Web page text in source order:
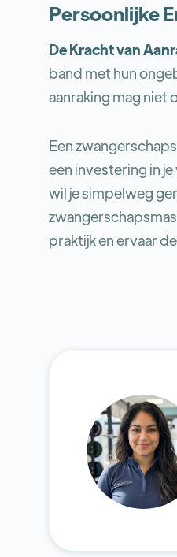
Persoonlijke
De Kracht van
band met hun
aanraking mag niet
Een
een investering in
wil je simpelweg
praktijk en ervaar